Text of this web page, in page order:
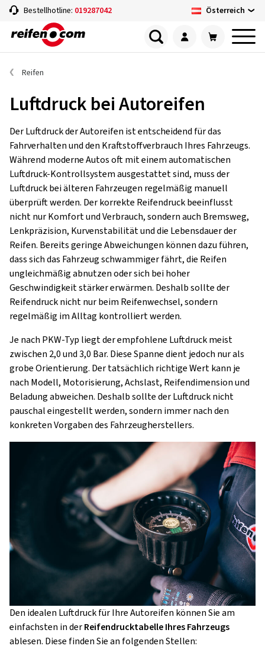
Bestellhotline: 019287042 Österreich
Reifen
Luftdruck bei Autoreifen
Der Luftdruck der Autoreifen ist entscheidend für das
Fahrverhalten und den Kraftstoffverbrauch Ihres Fahrzeugs.
Während moderne Autos oft mit einem automatischen
Luftdruck-Kontrollsystem ausgestattet sind, muss der
Luftdruck bei älteren Fahrzeugen regelmäßig manuell
überprüft werden. Der korrekte Reifendruck beeinflusst
nicht nur Komfort und Verbrauch, sondern auch Bremsweg,
Lenkpräzision, Kurvenstabilität und die Lebensdauer der
Reifen. Bereits geringe Abweichungen können dazu führen,
dass sich das Fahrzeug schwammiger fährt, die Reifen
ungleichmäßig abnutzen oder sich bei hoher
Geschwindigkeit stärker erwärmen. Deshalb sollte der
Reifendruck nicht nur beim Reifenwechsel, sondern
regelmäßig im Alltag kontrolliert werden.
Je nach PKW-Typ liegt der empfohlene Luftdruck meist
zwischen 2,0 und 3,0 Bar. Diese Spanne dient jedoch nur als
grobe Orientierung. Der tatsächlich richtige Wert kann je
nach Modell, Motorisierung, Achslast, Reifendimension und
Beladung abweichen. Deshalb sollte der Luftdruck nicht
pauschal eingestellt werden, sondern immer nach den
konkreten Vorgaben des Fahrzeugherstellers.
Den idealen Luftdruck für Ihre Autoreifen können Sie am
einfachsten in derReifendrucktabelle Ihres Fahrzeugs
ablesen. Diese finden Sie an folgenden Stellen: